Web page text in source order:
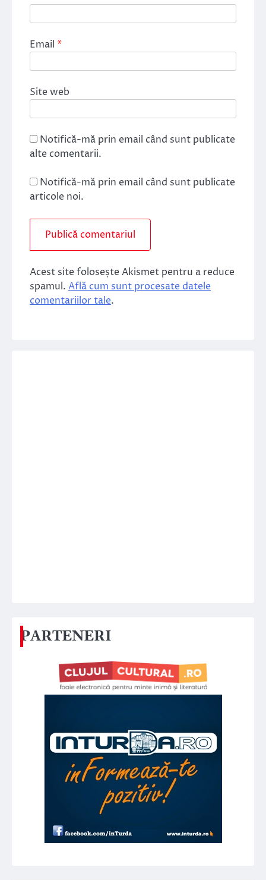
Email *
Site web
Notifică-mă prin email când sunt publicate
alte comentarii.
Notifică-mă prin email când sunt publicate
articole noi.
Acest site folosește Akismet pentru a reduce
spamul. Află cum sunt procesate datele
comentariilor tale.
PARTENERI